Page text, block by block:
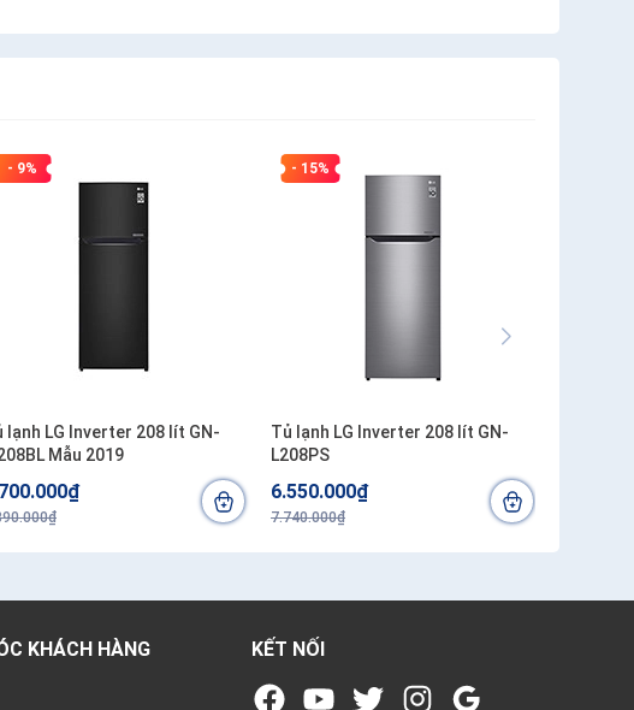
- 9%
lạnh LG Inverter 208 lít GN-
Mẫu 2019
- 15%
Tủ lạnh LG Inverter 208 lít GN-
L208PS
6.550.000₫
7.740.000₫
KHÁCH HÀNG KẾT NỐI